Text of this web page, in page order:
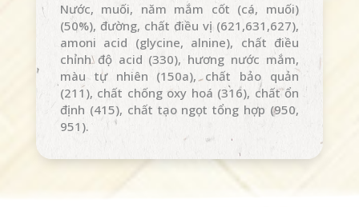
Nước, muối, năm mắm cốt (cá, muối)
(50%), đường, chất điều vị (621,631,627),
amoni acid (glycine, alnine), chất điều
chỉnh độ acid (330), hương nước mắm,
màu tự nhiên (150a), chất bảo quản
(211), chất chống oxy hoá (316), chất ổn
định (415), chất tạo ngọt tổng hợp (950,
951).